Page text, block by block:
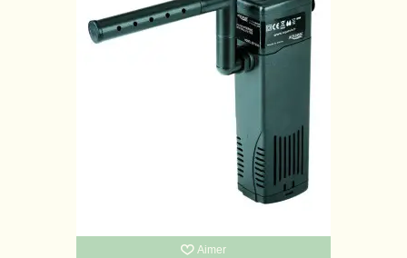
Aimer